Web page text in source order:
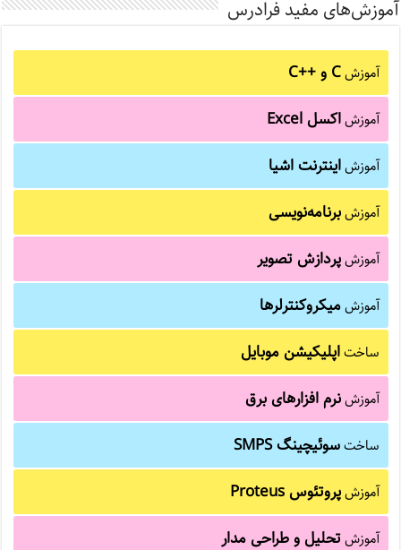
آموزش‌های مفید فرادرس
آموزشC و C++‎
آموزشاکسل Excel
آموزشاینترنت اشیا
آموزشبرنامه‌نویسی
آموزشپردازش تصویر
آموزشمیکروکنترلرها
ساختاپلیکیشن موبایل
آموزشنرم افزارهای برق
ساختسوئیچینگ SMPS
آموزشپروتئوس Proteus
آموزشتحلیل و طراحی مدار